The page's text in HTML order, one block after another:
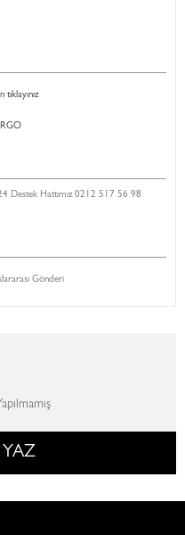
tıklayınız
Destek Hattımız 0212 517 56 98
Gönderi
YAZ